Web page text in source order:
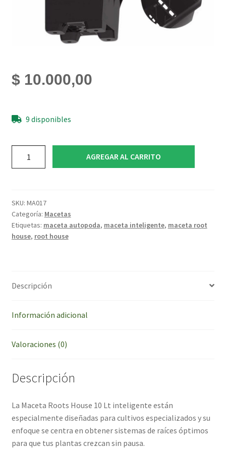
$10.000,00
9 disponibles
Root
cantidad
AGREGAR AL CARRITO
SKU: MA017
Categoría: Macetas
Etiquetas: maceta autopoda, maceta inteligente, maceta root
house, root house
Descripción
Información adicional
Valoraciones (0)
Descripción
La Maceta Roots House 10 Lt inteligente están
especialmente diseñadas para cultivos especializados y su
enfoque se centra en obtener sistemas de raíces óptimos
para que tus plantas crezcan sin pausa.